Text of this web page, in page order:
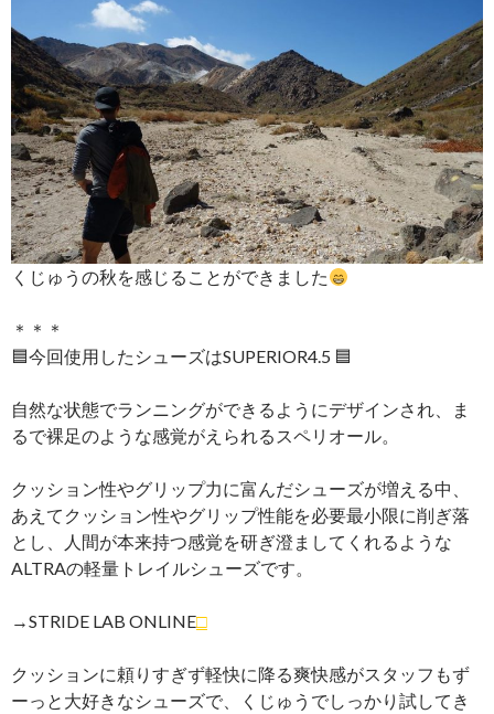
くじゅうの秋を感じることができました
＊＊＊
🟦今回使用したシューズはSUPERIOR4.5 🟦
自然な状態でランニングができるようにデザインされ、ま
るで裸足のような感覚がえられるスペリオール。
クッション性やグリップ力に富んだシューズが増える中、
あえてクッション性やグリップ性能を必要最小限に削ぎ落
とし、人間が本来持つ感覚を研ぎ澄ましてくれるような
ALTRAの軽量トレイルシューズです。
→STRIDE LAB ONLINE□
クッションに頼りすぎず軽快に降る爽快感がスタッフもず
ーっと大好きなシューズで、くじゅうでしっかり試してき